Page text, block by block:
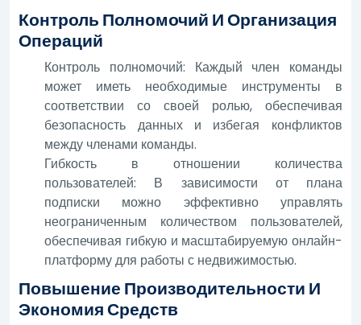
Контроль Полномочий И Организация
Операций
Контроль полномочий: Каждый член команды
может иметь необходимые инструменты в
соответствии со своей ролью, обеспечивая
безопасность данных и избегая конфликтов
между членами команды.
Гибкость в отношении количества
пользователей: В зависимости от плана
подписки можно эффективно управлять
неограниченным количеством пользователей,
обеспечивая гибкую и масштабируемую онлайн-
платформу для работы с недвижимостью.
Повышение Производительности И
Экономия Средств